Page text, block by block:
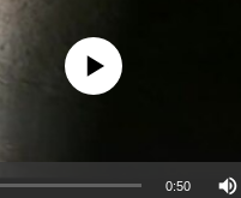
າວ source currently available
0:50